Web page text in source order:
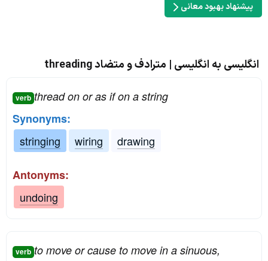
پیشنهاد بهبود معانی
انگلیسی به انگلیسی | مترادف و متضاد threading
verb thread on or as if on a string
Synonyms:
stringing
wiring drawing
Antonyms:
undoing
verb to move or cause to move in a sinuous,